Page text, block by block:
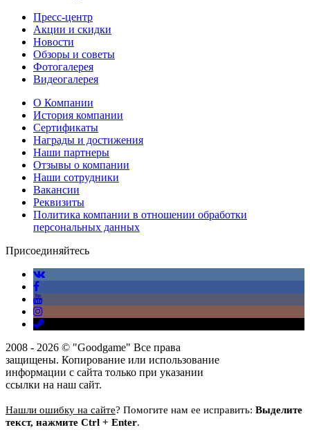
Пресс-центр
Акции и скидки
Новости
Обзоры и советы
Фотогалерея
Видеогалерея
О Компании
История компании
Сертификаты
Награды и достижения
Наши партнеры
Отзывы о компании
Наши сотрудники
Вакансии
Реквизиты
Политика компании в отношении обработки
персональных данных
Присоединяйтесь
2008 - 2026 © "Goodgame" Все права
защищены. Копирование или использование
информации с сайта только при указании
ссылки на наш сайт.
Нашли ошибку на сайте? Помогите нам ее исправить: Выделите
текст, нажмите Ctrl + Enter.